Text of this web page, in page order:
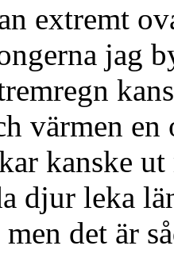
extremt
jag
värmen
kanske
djur leka
det är